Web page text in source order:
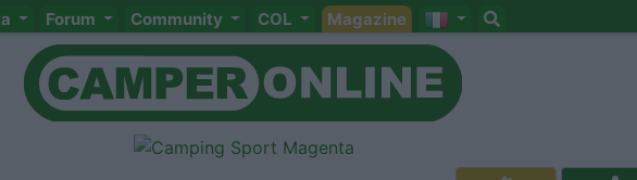
Forum Community COL Magazine